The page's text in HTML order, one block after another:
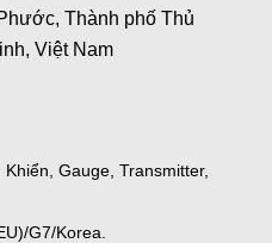
Thành phố Thủ
Việt Nam
Gauge, Transmitter,
G7/Korea.